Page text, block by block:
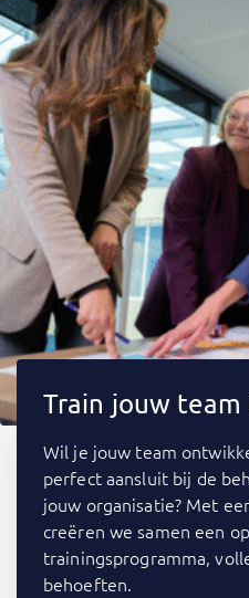
Train jouw team
Wil je jouw team
perfect aansluit bij de
jouw organisatie? Met
creëren we samen een
trainingsprogramma,
behoeften.